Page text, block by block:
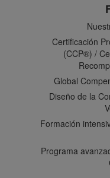
Certificación
(CCP®) /
Global
Diseño de la
Formación
Programa